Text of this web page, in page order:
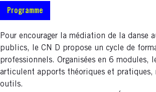
Programme
Pour encourager la médiation de la danse
publics, le CN D propose un cycle de
professionnels. Organisées en 6 modules,
articulent apports théoriques et pratiques,
outils.